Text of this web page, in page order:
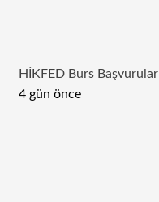
HİKFED Burs
4 gün önce